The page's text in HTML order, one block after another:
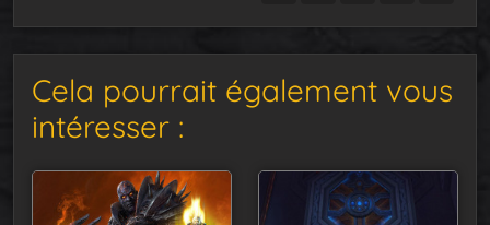
Cela pourrait également vous
intéresser :